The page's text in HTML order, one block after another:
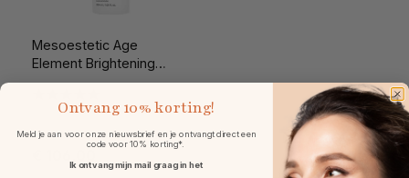
Mesoestetic Age
Element Brightening
Concentrate 30ml
Ontvang 10% korting!
Meld je aan voor onze nieuwsbrief en je ontvangt direct een
code voor 10% korting*.
Ik ontvang mijn mail graag in het